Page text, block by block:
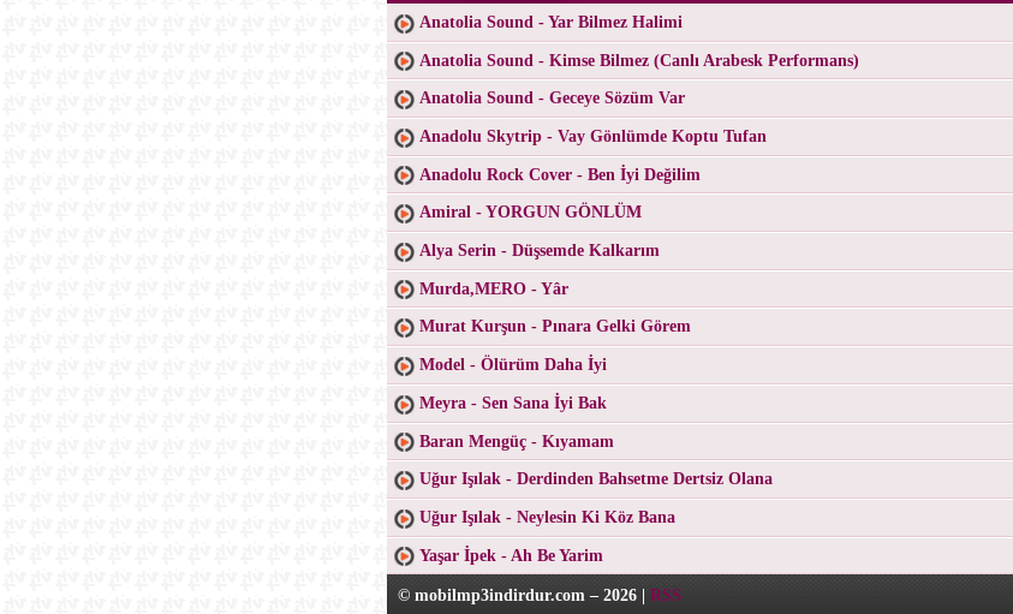
Anatolia Sound - Yar Bilmez Halimi
Anatolia Sound - Kimse Bilmez (Canlı Arabesk Performans)
Anatolia Sound - Geceye Sözüm Var
Anadolu Skytrip - Vay Gönlümde Koptu Tufan
Anadolu Rock Cover - Ben İyi Değilim
Amiral - YORGUN GÖNLÜM
Alya Serin - Düşsemde Kalkarım
Murda,MERO - Yâr
Murat Kurşun - Pınara Gelki Görem
Model - Ölürüm Daha İyi
Meyra - Sen Sana İyi Bak
Baran Mengüç - Kıyamam
Uğur Işılak - Derdinden Bahsetme Dertsiz Olana
Uğur Işılak - Neylesin Ki Köz Bana
Yaşar İpek - Ah Be Yarim
© mobilmp3indirdur.com – 2026 | RSS